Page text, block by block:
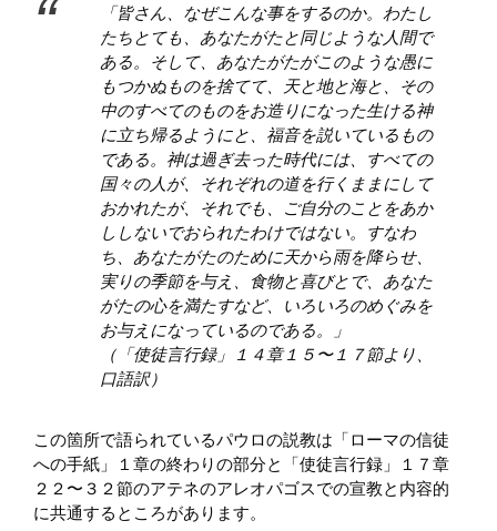
「皆さん、なぜこんな事をするのか。わたし
たちとても、あなたがたと同じような人間で
ある。そして、あなたがたがこのような愚に
もつかぬものを捨てて、天と地と海と、その
中のすべてのものをお造りになった生ける神
に立ち帰るようにと、福音を説いているもの
である。神は過ぎ去った時代には、すべての
国々の人が、それぞれの道を行くままにして
おかれたが、それでも、ご自分のことをあか
ししないでおられたわけではない。すなわ
ち、あなたがたのために天から雨を降らせ、
実りの季節を与え、食物と喜びとで、あなた
がたの心を満たすなど、いろいろのめぐみを
お与えになっているのである。」
（「使徒言行録」１４章１５〜１７節より、
口語訳）
この箇所で語られているパウロの説教は「ローマの信徒
への手紙」１章の終わりの部分と「使徒言行録」１７章
２２〜３２節のアテネのアレオパゴスでの宣教と内容的
に共通するところがあります。